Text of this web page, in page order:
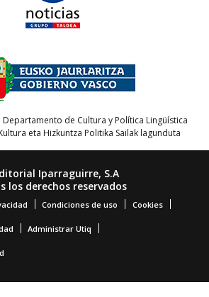
de Cultura y Política Lingüística
eta Hizkuntza Politika Sailak lagunduta
Iparraguirre, S.A
los derechos reservados
Condiciones de uso Cookies
Administrar Utiq